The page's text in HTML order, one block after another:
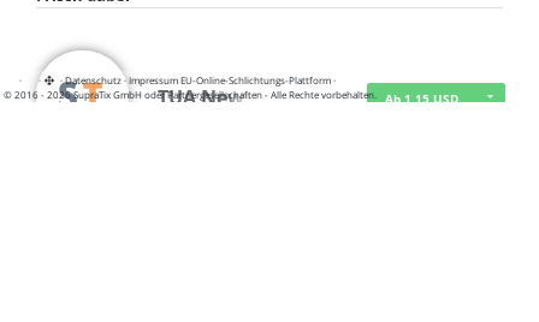
TUA News Ab 1,15 USD
· · ·Datenschutz·Impressum EU-Online-Schlichtungs-Plattform·
© 2016 - 2026 SupraTix GmbH oder Partnergesellschaften - Alle Rechte vorbehalten.